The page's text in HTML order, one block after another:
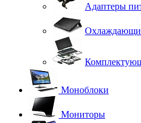
Адаптеры
Моноблоки
Мониторы